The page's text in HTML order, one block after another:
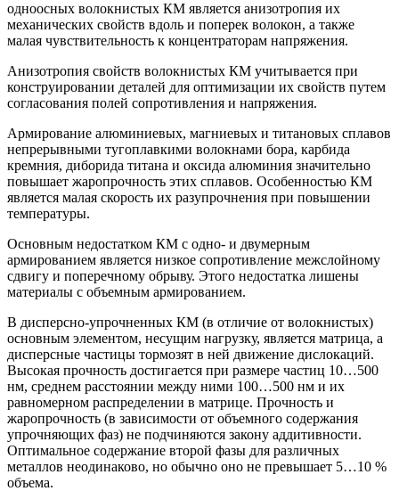
одноосных волокнистых КМ является анизотропия их
механических свойств вдоль и поперек волокон, а также
малая чувствительность к концентраторам напряжения.
Анизотропия свойств волокнистых КМ учитывается при
конструировании деталей для оптимизации их свойств путем
согласования полей сопротивления и напряжения.
Армирование алюминиевых, магниевых и титановых сплавов
непрерывными тугоплавкими волокнами бора, карбида
кремния, диборида титана и оксида алюминия значительно
повышает жаропрочность этих сплавов. Особенностью КМ
является малая скорость их разупрочнения при повышении
температуры.
Основным недостатком КМ с одно- и двумерным
армированием является низкое сопротивление межслойному
сдвигу и поперечному обрыву. Этого недостатка лишены
материалы с объемным армированием.
В дисперсно-упрочненных КМ (в отличие от волокнистых)
основным элементом, несущим нагрузку, является матрица, а
дисперсные частицы тормозят в ней движение дислокаций.
Высокая прочность достигается при размере частиц 10…500
нм, среднем расстоянии между ними 100…500 нм и их
равномерном распределении в матрице. Прочность и
жаропрочность (в зависимости от объемного содержания
упрочняющих фаз) не подчиняются закону аддитивности.
Оптимальное содержание второй фазы для различных
металлов неодинаково, но обычно оно не превышает 5…10 %
объема.